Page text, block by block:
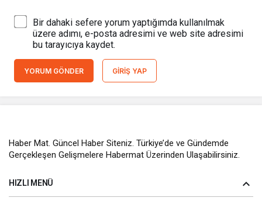
Bir dahaki sefere yorum yaptığımda kullanılmak
üzere adımı, e-posta adresimi ve web site adresimi
bu tarayıcıya kaydet.
YORUM GÖNDER GIRIŞ YAP
Haber Mat. Güncel Haber Siteniz. Türkiye’de ve Gündemde
Gerçekleşen Gelişmelere Habermat Üzerinden Ulaşabilirsiniz.
HIZLI MENÜ